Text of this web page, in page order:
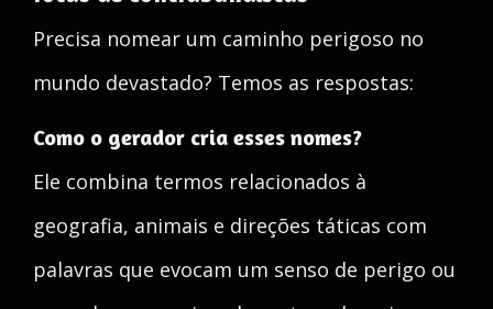
Precisa nomear um caminho perigoso no
mundo devastado? Temos as respostas:
Como o gerador cria esses nomes?
Ele combina termos relacionados à
geografia, animais e direções táticas com
palavras que evocam um senso de perigo ou